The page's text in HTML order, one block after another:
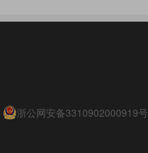
浙公网安备3310902000919号